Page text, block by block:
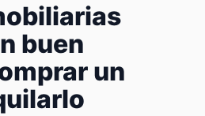
buen
un